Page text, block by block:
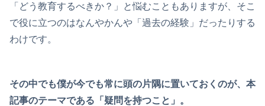
「どう教育するべきか？」と悩むこともありますが、そこ
で役に立つのはなんやかんや「過去の経験」だったりする
わけです。
その中でも僕が今でも常に頭の片隅に置いておくのが、本
記事のテーマである「疑問を持つこと」。